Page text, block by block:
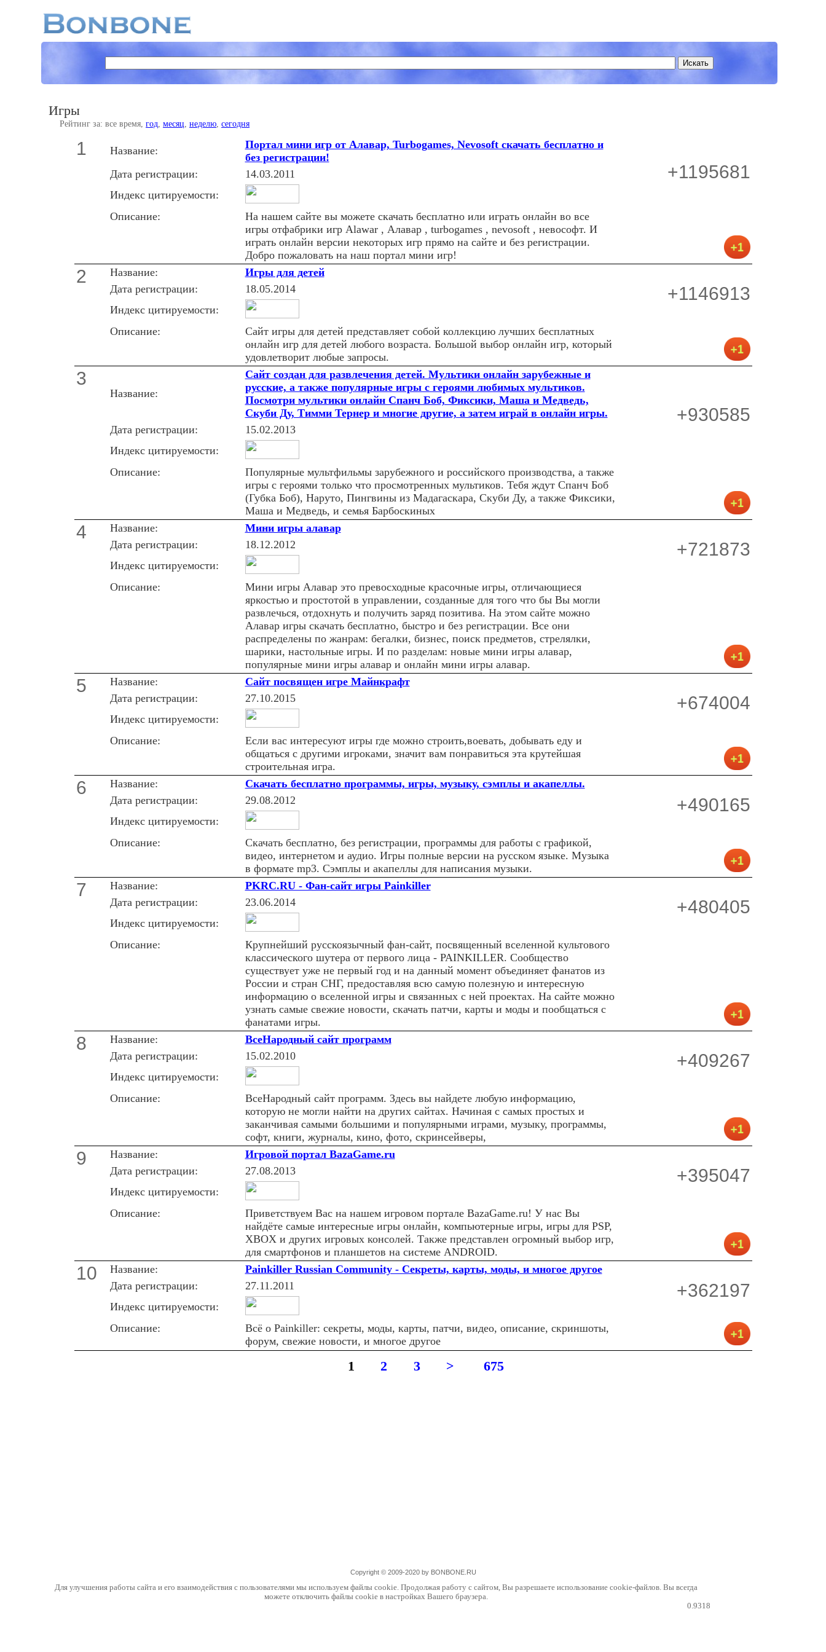
Игры
Рейтинг за: все время,год,месяц,неделю,сегодня
1 Название:
Портал мини игр от Алавар, Turbogames, Nevosoft скачать бесплатно и
без регистрации!
+1195681
Дата регистрации:
14.03.2011
Индекс цитируемости:
Описание:
На нашем сайте вы можете скачать бесплатно или играть онлайн во все
игры отфабрики игр Alawar , Алавар , turbogames , nevosoft , невософт. И
играть онлайн версии некоторых игр прямо на сайте и без регистрации.
Добро пожаловать на наш портал мини игр!
2 Название: Игры для детей
+1146913
Дата регистрации:
18.05.2014
Индекс цитируемости:
Описание:
Сайт игры для детей представляет собой коллекцию лучших бесплатных
онлайн игр для детей любого возраста. Большой выбор онлайн игр, который
удовлетворит любые запросы.
3
Название:
Сайт создан для развлечения детей. Мультики онлайн зарубежные и
русские, а также популярные игры с героями любимых мультиков.
Посмотри мультики онлайн Спанч Боб, Фиксики, Маша и Медведь,
Скуби Ду, Тимми Тернер и многие другие, а затем играй в онлайн игры.
+930585
Дата регистрации:
15.02.2013
Индекс цитируемости:
Описание:
Популярные мультфильмы зарубежного и российского производства, а также
игры с героями только что просмотренных мультиков. Тебя ждут Спанч Боб
(Губка Боб), Наруто, Пингвины из Мадагаскара, Скуби Ду, а также Фиксики,
Маша и Медведь, и семья Барбоскиных
4 Название: Мини игры алавар
+721873
Дата регистрации:
18.12.2012
Индекс цитируемости:
Описание:
Мини игры Алавар это превосходные красочные игры, отличающиеся
яркостью и простотой в управлении, созданные для того что бы Вы могли
развлечься, отдохнуть и получить заряд позитива. На этом сайте можно
Алавар игры скачать бесплатно, быстро и без регистрации. Все они
распределены по жанрам: бегалки, бизнес, поиск предметов, стрелялки,
шарики, настольные игры. И по разделам: новые мини игры алавар,
популярные мини игры алавар и онлайн мини игры алавар.
5 Название: Сайт посвящен игре Майнкрафт
+674004
Дата регистрации:
27.10.2015
Индекс цитируемости:
Описание:
Если вас интересуют игры где можно строить,воевать, добывать еду и
общаться с другими игроками, значит вам понравиться эта крутейшая
строительная игра.
6 Название: Скачать бесплатно программы, игры, музыку, сэмплы и акапеллы.
+490165
Дата регистрации:
29.08.2012
Индекс цитируемости:
Описание:
Скачать бесплатно, без регистрации, программы для работы с графикой,
видео, интернетом и аудио. Игры полные версии на русском языке. Музыка
в формате mp3. Сэмплы и акапеллы для написания музыки.
7 Название: PKRC.RU - Фан-сайт игры Painkiller
+480405
Дата регистрации:
23.06.2014
Индекс цитируемости:
Описание:
Крупнейший русскоязычный фан-сайт, посвященный вселенной культового
классического шутера от первого лица - PAINKILLER. Cообщество
существует уже не первый год и на данный момент объединяет фанатов из
России и стран СНГ, предоставляя всю самую полезную и интересную
информацию о вселенной игры и связанных с ней проектах. На сайте можно
узнать самые свежие новости, скачать патчи, карты и моды и пообщаться с
фанатами игры.
8 Название: ВсеНародный сайт программ
+409267
Дата регистрации:
15.02.2010
Индекс цитируемости:
Описание:
ВсеНародный сайт программ. Здесь вы найдете любую информацию,
которую не могли найти на других сайтах. Начиная с самых простых и
заканчивая самыми большими и популярными играми, музыку, программы,
софт, книги, журналы, кино, фото, скринсейверы,
9 Название: Игровой портал BazaGame.ru
+395047
Дата регистрации:
27.08.2013
Индекс цитируемости:
Описание:
Приветствуем Вас на нашем игровом портале BazaGame.ru! У нас Вы
найдёте самые интересные игры онлайн, компьютерные игры, игры для PSP,
XBOX и других игровых консолей. Также представлен огромный выбор игр,
для смартфонов и планшетов на системе ANDROID.
10 Название: Painkiller Russian Community - Секреты, карты, моды, и многое другое
+362197
Дата регистрации:
27.11.2011
Индекс цитируемости:
Описание:
Всё о Painkiller: секреты, моды, карты, патчи, видео, описание, скриншоты,
форум, свежие новости, и многое другое
1 2 3 > 675
Copyright © 2009-2020 by BONBONE.RU
Для улучшения работы сайта и его взаимодействия с пользователями мы используем файлы cookie. Продолжая работу с сайтом, Вы разрешаете использование cookie-файлов. Вы всегда
можете отключить файлы cookie в настройках Вашего браузера.
0.9318